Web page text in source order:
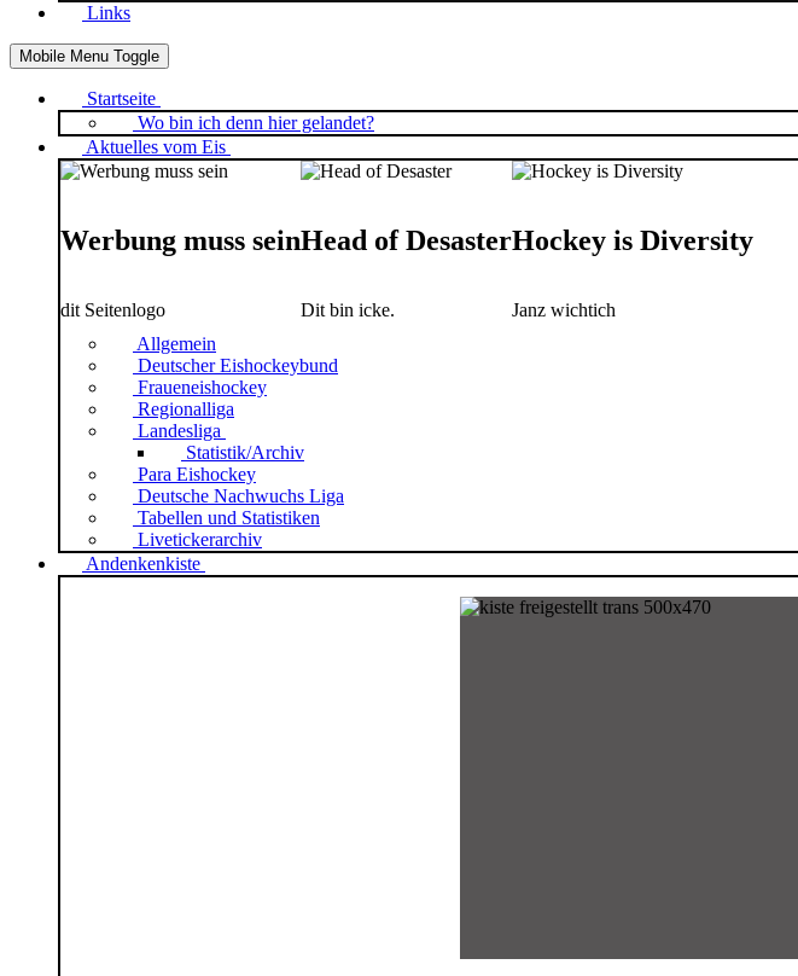
Links
Mobile Menu Toggle
Startseite
Wo bin ich denn hier gelandet?
Aktuelles vom Eis
Werbung muss sein
dit Seitenlogo
Head of Desaster
Dit bin icke.
Hockey is Diversity
Janz wichtich
Allgemein
Deutscher Eishockeybund
Fraueneishockey
Regionalliga
Landesliga
Statistik/Archiv
Para Eishockey
Deutsche Nachwuchs Liga
Tabellen und Statistiken
Livetickerarchiv
Andenkenkiste